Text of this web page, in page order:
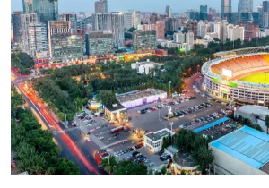
科技
影片
名家榜
灼見活動
關於我們